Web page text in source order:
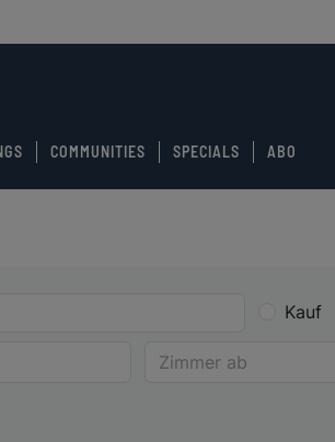
COMMUNITIES SPECIALS ABO
Kauf